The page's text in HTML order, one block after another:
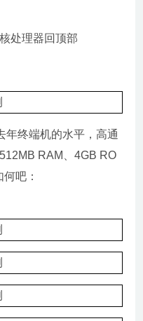
处理器回顶部
终端机的水平，高通
RAM、4GB RO
吧：